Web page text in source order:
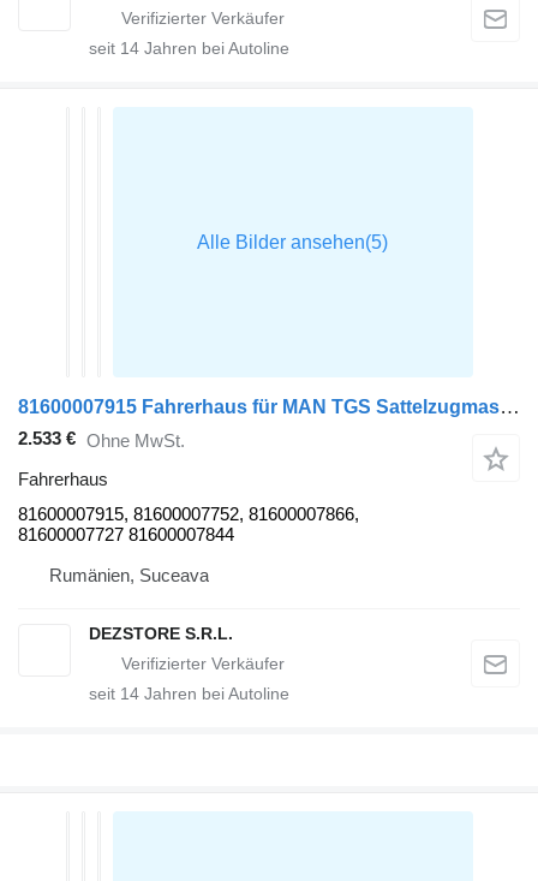
seit 14 Jahren bei Autoline
81600007915 Fahrerhaus für MAN TGS Sattelzugmaschine
2.533 € Ohne MwSt.
Fahrerhaus
81600007915, 81600007752, 81600007866,
81600007727 81600007844
Rumänien, Suceava
DEZSTORE S.R.L.
seit 14 Jahren bei Autoline